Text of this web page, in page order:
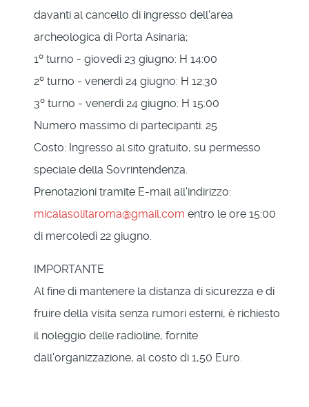
davanti al cancello di ingresso dell'area
archeologica di Porta Asinaria;
1º turno - giovedì 23 giugno: H 14:00
2º turno - venerdì 24 giugno: H 12:30
3º turno - venerdì 24 giugno: H 15:00
Numero massimo di partecipanti: 25
Costo: Ingresso al sito gratuito, su permesso
speciale della Sovrintendenza.
Prenotazioni tramite E-mail all'indirizzo:
micalasolitaroma@gmail.com entro le ore 15:00
di mercoledì 22 giugno.
IMPORTANTE
Al fine di mantenere la distanza di sicurezza e di
fruire della visita senza rumori esterni, è richiesto
il noleggio delle radioline, fornite
dall'organizzazione, al costo di 1,50 Euro.